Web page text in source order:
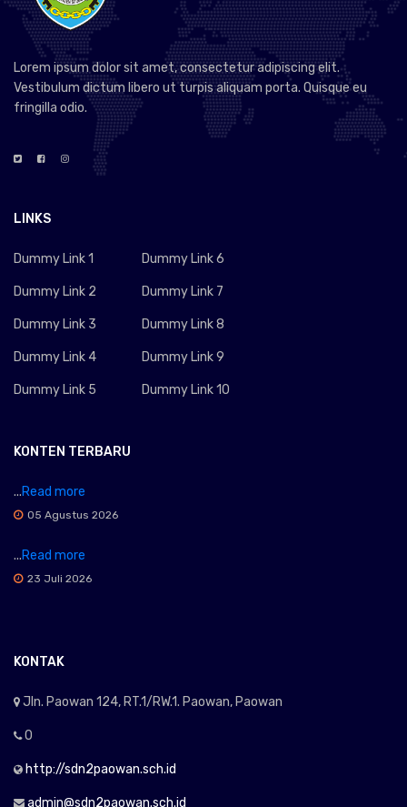
Lorem ipsum dolor sit amet, consectetur adipiscing elit.
Vestibulum dictum libero ut turpis aliquam porta. Quisque eu
fringilla odio.
LINKS
Dummy Link 1
Dummy Link 2
Dummy Link 3
Dummy Link 4
Dummy Link 5
Dummy Link 6
Dummy Link 7
Dummy Link 8
Dummy Link 9
Dummy Link 10
KONTEN TERBARU
...Read more
05 Agustus 2026
...Read more
23 Juli 2026
KONTAK
Jln. Paowan 124, RT.1/RW.1. Paowan, Paowan
0
http://sdn2paowan.sch.id
admin@sdn2paowan.sch.id